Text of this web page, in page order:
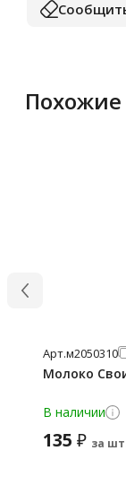
Арт.м2050310
Молоко
В наличии
135 ₽ за